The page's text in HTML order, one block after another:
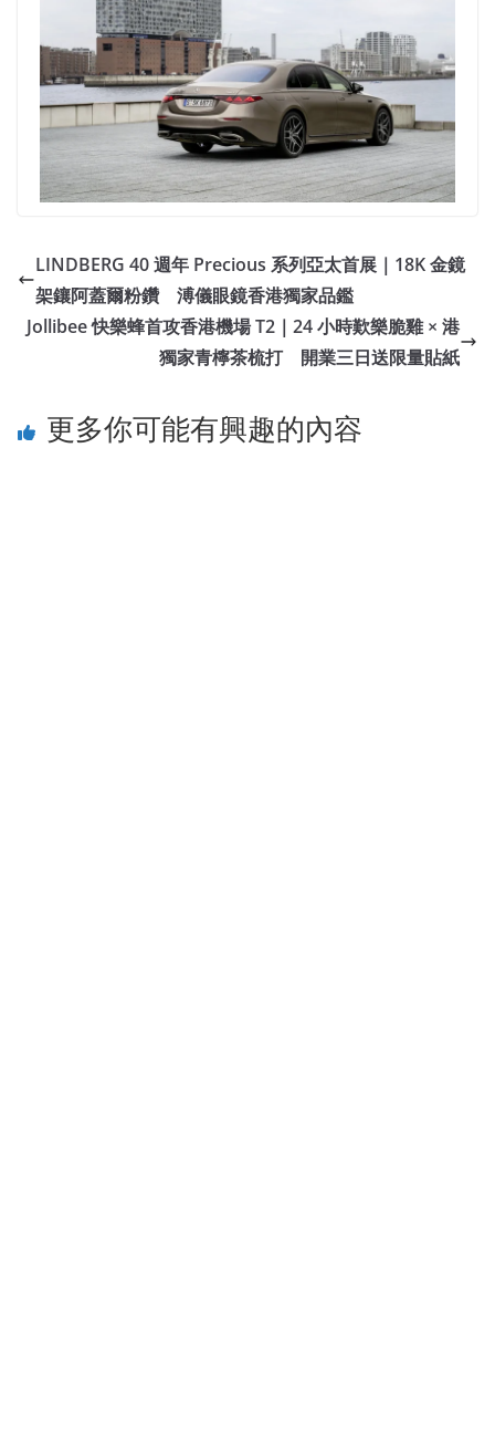
LINDBERG 40 週年 Precious 系列亞太首展｜18K 金鏡
架鑲阿蓋爾粉鑽 溥儀眼鏡香港獨家品鑑
Jollibee 快樂蜂首攻香港機場 T2｜24 小時歎樂脆雞 × 港
獨家青檸茶梳打 開業三日送限量貼紙
更多你可能有興趣的內容